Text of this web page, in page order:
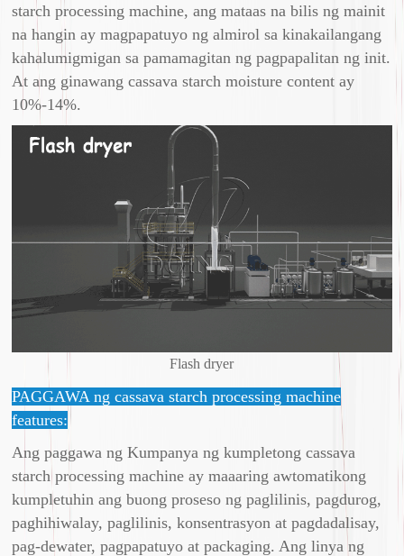
starch processing machine, ang mataas na bilis ng mainit
na hangin ay magpapatuyo ng almirol sa kinakailangang
kahalumigmigan sa pamamagitan ng pagpapalitan ng init.
At ang ginawang cassava starch moisture content ay
10%-14%.
Flash dryer
PAGGAWA ng cassava starch processing machine
features:
Ang paggawa ng Kumpanya ng kumpletong cassava
starch processing machine ay maaaring awtomatikong
kumpletuhin ang buong proseso ng paglilinis, pagdurog,
paghihiwalay, paglilinis, konsentrasyon at pagdadalisay,
pag-dewater, pagpapatuyo at packaging. Ang linya ng